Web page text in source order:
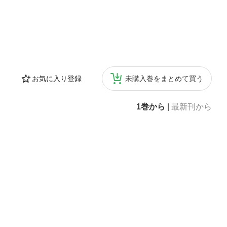
お気に入り登録 未購入巻をまとめて買う
1巻から 最新刊から